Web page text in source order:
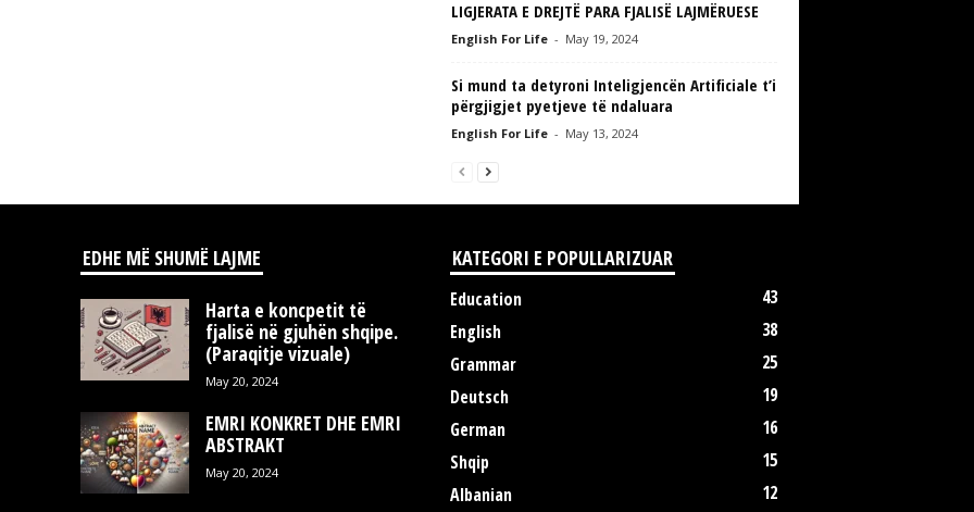
LIGJERATA E DREJTË PARA FJALISË LAJMËRUESE
English For Life - May 19, 2024
Si mund ta detyroni Inteligjencën Artificiale t’i
përgjigjet pyetjeve të ndaluara
English For Life - May 13, 2024
EDHE MË SHUMË LAJME
Harta e koncpetit të
fjalisë në gjuhën shqipe.
(Paraqitje vizuale)
May 20, 2024
EMRI KONKRET DHE EMRI
ABSTRAKT
May 20, 2024
KATEGORI E POPULLARIZUAR
Education
43
English
38
Grammar
25
Deutsch
19
German
16
Shqip
15
Albanian
12